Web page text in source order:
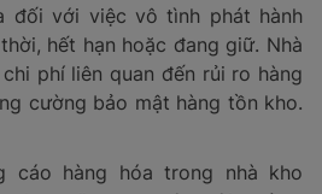
đối với việc vô tình phát hành
hết hạn hoặc đang giữ. Nhà
phí liên quan đến rủi ro hàng
cường bảo mật hàng tồn kho.
cáo hàng hóa trong nhà kho